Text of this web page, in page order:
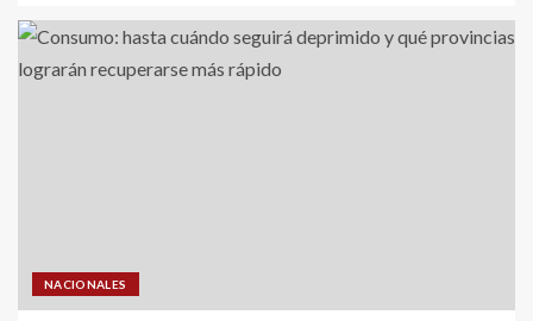
NACIONALES